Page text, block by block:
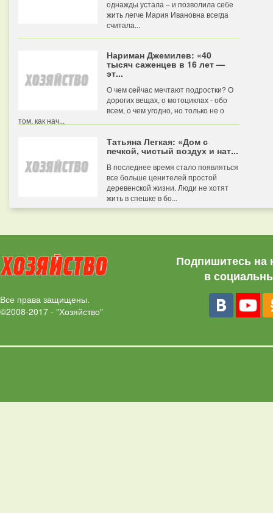
однажды устала – и позволила себе
жить легче Мария Ивановна всегда
считала...
Нариман Джемилев: «40
тысяч саженцев в 16 лет —
эт...
О чем сейчас мечтают подростки? О
дорогих вещах, о мотоциклах - обо
всем, о чем угодно, но только не о
том, как нач...
Татьяна Легкая: «Дом с
печкой, чистый воздух и нат...
В последнее время стало появляться
все больше ценителей простой
деревенской жизни. Люди не хотят
жить в спешке в бо...
Все права защищены.
©2008-2017 - "Хозяйство"
Подпишитесь на
в